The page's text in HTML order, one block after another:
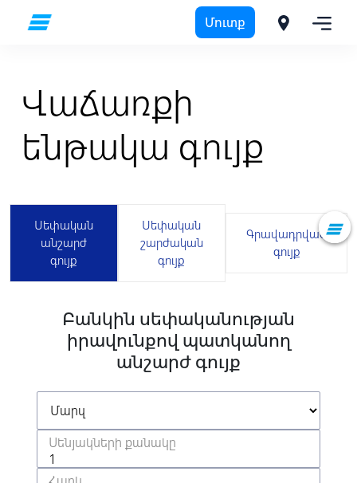
Մուտք
Վաճառքի
ենթակա գույք
Սեփական
անշարժ
գույք
Սեփական
շարժական
գույք
Գրավադրված
գույք
Բանկին սեփականության
իրավունքով պատկանող
անշարժ գույք